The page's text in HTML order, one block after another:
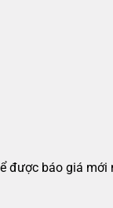
được báo giá mới